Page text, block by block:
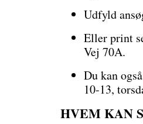
Udfyld
Eller print
Vej 70A.
Du kan
10-13,
HVEM KAN